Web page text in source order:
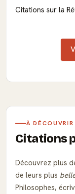
Citations sur la
À DÉCOUVRIR
Citations
Découvrez plus
de leurs plus
Philosophes,